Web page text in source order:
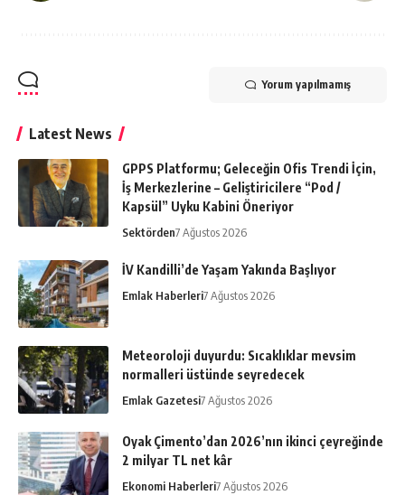
Yorum yapılmamış
Latest News
GPPS Platformu; Geleceğin Ofis Trendi İçin,
İş Merkezlerine – Geliştiricilere “Pod /
Kapsül” Uyku Kabini Öneriyor
Sektörden7 Ağustos 2026
İV Kandilli’de Yaşam Yakında Başlıyor
Emlak Haberleri7 Ağustos 2026
Meteoroloji duyurdu: Sıcaklıklar mevsim
normalleri üstünde seyredecek
Emlak Gazetesi7 Ağustos 2026
Oyak Çimento’dan 2026’nın ikinci çeyreğinde
2 milyar TL net kâr
Ekonomi Haberleri7 Ağustos 2026